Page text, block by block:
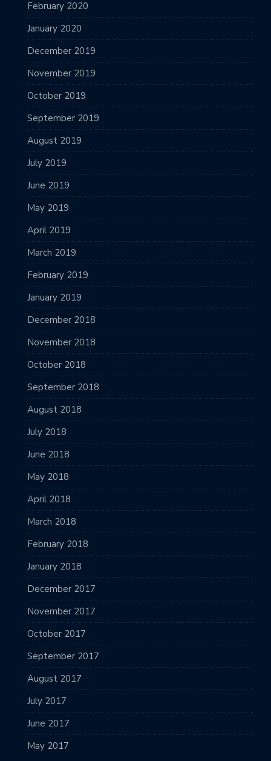
February 2020
January 2020
December 2019
November 2019
October 2019
September 2019
August 2019
July 2019
June 2019
May 2019
April 2019
March 2019
February 2019
January 2019
December 2018
November 2018
October 2018
September 2018
August 2018
July 2018
June 2018
May 2018
April 2018
March 2018
February 2018
January 2018
December 2017
November 2017
October 2017
September 2017
August 2017
July 2017
June 2017
May 2017